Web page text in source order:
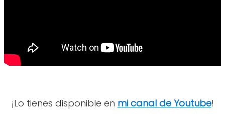
¡Lo tienes disponible en mi canal de Youtube!